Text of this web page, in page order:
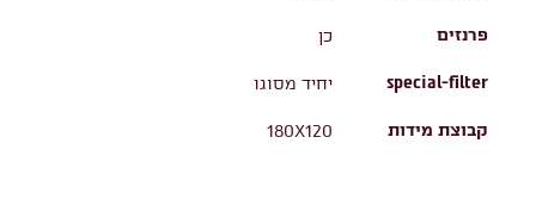
פרנזים כן
special-filter יחיד מסוגו
קבוצת מידות 180X120